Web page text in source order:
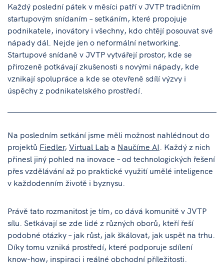
Každý poslední pátek v měsíci patří v JVTP tradičním
startupovým snídaním – setkáním, které propojuje
podnikatele, inovátory i všechny, kdo chtějí posouvat své
nápady dál. Nejde jen o neformální networking.
Startupové snídaně v JVTP vytvářejí prostor, kde se
přirozeně potkávají zkušenosti s novými nápady, kde
vznikají spolupráce a kde se otevřeně sdílí výzvy i
úspěchy z podnikatelského prostředí.
Na posledním setkání jsme měli možnost nahlédnout do
projektů Fiedler, Virtual Lab a Naučíme AI . Každý z nich
přinesl jiný pohled na inovace – od technologických řešení
přes vzdělávání až po praktické využití umělé inteligence
v každodenním životě i byznysu.
Právě tato rozmanitost je tím, co dává komunitě v JVTP
sílu. Setkávají se zde lidé z různých oborů, kteří řeší
podobné otázky – jak růst, jak škálovat, jak uspět na trhu.
Díky tomu vzniká prostředí, které podporuje sdílení
know-how, inspiraci i reálné obchodní příležitosti.